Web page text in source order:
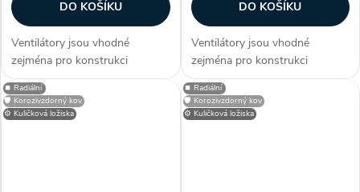
DO KOŠÍKU
Ventilátory jsou vhodné
zejména pro konstrukci
klimatizačních a větracích
jednotek, případně dalších
vzduchotechnických aplikací.
DO KOŠÍKU
Ventilátory jsou vhodné
zejména pro konstrukci
klimatizačních a větracích
jednotek, případně dalších
vzduchotechnických aplikací.
⚙️ Kuličková ložiska
⏹️ Radiální
🛡️ Korozivzdorný kov
⚙️ Kuličková ložiska
⏹️ Radiální
🛡️ Korozivzdorný kov